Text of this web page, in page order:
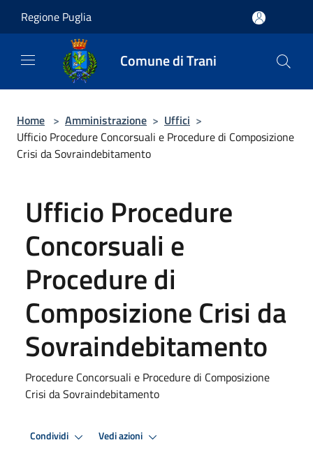
Regione Puglia
Comune di Trani
Home > Amministrazione > Uffici >
Ufficio Procedure Concorsuali e Procedure di Composizione
Crisi da Sovraindebitamento
Ufficio Procedure
Concorsuali e
Procedure di
Composizione Crisi da
Sovraindebitamento
Procedure Concorsuali e Procedure di Composizione
Crisi da Sovraindebitamento
Condividi Vedi azioni